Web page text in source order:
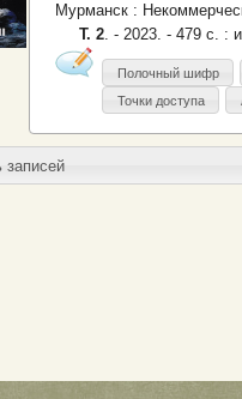
Мурманск :
Т. 2. - 2023. - 479 с. :
Полочный шифр
Точки доступа
записей